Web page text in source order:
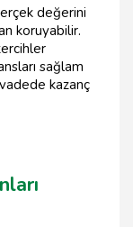
değerini
koruyabilir.
sağlam
kazanç